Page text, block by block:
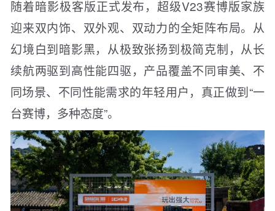
随着暗影极客版正式发布，超级V23赛博版家族
迎来双内饰、双外观、双动力的全矩阵布局。从
幻境白到暗影黑，从极致张扬到极简克制，从长
续航两驱到高性能四驱，产品覆盖不同审美、不
同场景、不同性能需求的年轻用户，真正做到“一
台赛博，多种态度”。